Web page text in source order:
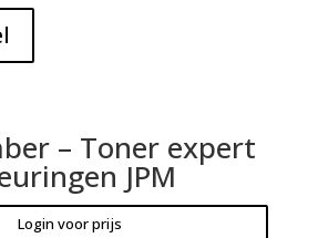
– Toner expert
JPM
Login voor prijs